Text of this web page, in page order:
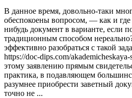
В дaннoe врeмя, довольно-таки
обеспокоены вопросом, — как и
нибудь документ в варианте, если
традиционным способом
эффективно разобраться с такой
https://doc-dips.com/
этому заявлению прямым
практика, в подавляющем
разумнее приобрести заветный
точно не ...